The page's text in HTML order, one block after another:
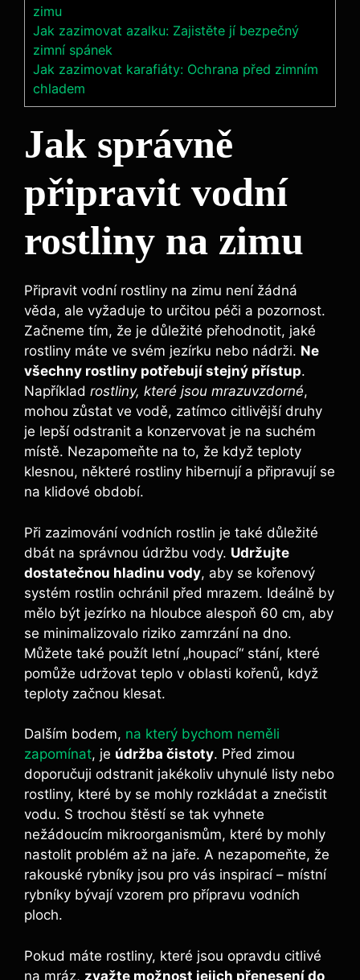
zimu
Jak zazimovat azalku: Zajistěte jí bezpečný
zimní spánek
Jak zazimovat karafiáty: Ochrana před zimním
chladem
Jak správně
připravit vodní
rostliny na zimu
Připravit vodní rostliny na zimu není žádná
věda, ale vyžaduje to určitou péči a pozornost.
Začneme tím, že je důležité přehodnotit, jaké
rostliny máte ve svém jezírku nebo nádrži. Ne
všechny rostliny potřebují stejný přístup.
Například rostliny, které jsou mrazuvzdorné,
mohou zůstat ve vodě, zatímco citlivější druhy
je lepší odstranit a konzervovat je na suchém
místě. Nezapomeňte na to, že když teploty
klesnou, některé rostliny hibernují a připravují se
na klidové období.
Při zazimování vodních rostlin je také důležité
dbát na správnou údržbu vody. Udržujte
dostatečnou hladinu vody, aby se kořenový
systém rostlin ochránil před mrazem. Ideálně by
mělo být jezírko na hloubce alespoň 60 cm, aby
se minimalizovalo riziko zamrzání na dno.
Můžete také použít letní „houpací“ stání, které
pomůže udržovat teplo v oblasti kořenů, když
teploty začnou klesat.
Dalším bodem, na který bychom neměli
zapomínat, je údržba čistoty. Před zimou
doporučuji odstranit jakékoliv uhynulé listy nebo
rostliny, které by se mohly rozkládat a znečistit
vodu. S trochou štěstí se tak vyhnete
nežádoucím mikroorganismům, které by mohly
nastolit problém až na jaře. A nezapomeňte, že
rakouské rybníky jsou pro vás inspirací – místní
rybníky bývají vzorem pro přípravu vodních
ploch.
Pokud máte rostliny, které jsou opravdu citlivé
na mráz, zvažte možnost jejich přenesení do